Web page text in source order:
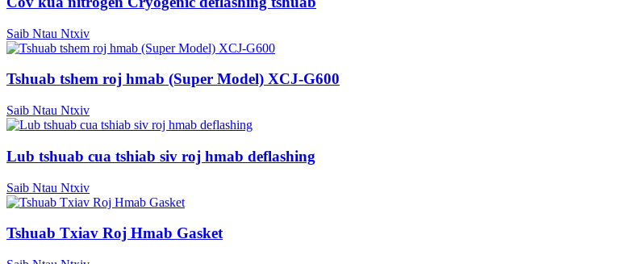
Saib Ntau Ntxiv
Tshuab tshem roj hmab (Super Model) XCJ-G600
Saib Ntau Ntxiv
Lub tshuab cua tshiab siv roj hmab deflashing
Saib Ntau Ntxiv
Tshuab Txiav Roj Hmab Gasket